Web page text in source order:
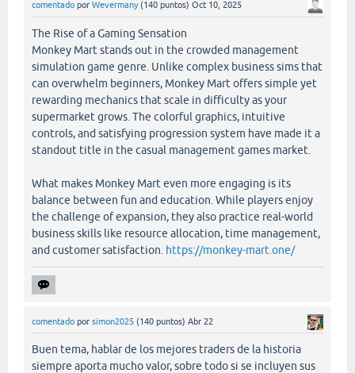
comentado por Wevermany (140 puntos) Oct 10, 2025
The Rise of a Gaming Sensation
Monkey Mart stands out in the crowded management
simulation game genre. Unlike complex business sims that
can overwhelm beginners, Monkey Mart offers simple yet
rewarding mechanics that scale in difficulty as your
supermarket grows. The colorful graphics, intuitive
controls, and satisfying progression system have made it a
standout title in the casual management games market.
What makes Monkey Mart even more engaging is its
balance between fun and education. While players enjoy
the challenge of expansion, they also practice real-world
business skills like resource allocation, time management,
and customer satisfaction. https://monkey-mart.one/
comentado por simon2025 (140 puntos) Abr 22
Buen tema, hablar de los mejores traders de la historia
siempre aporta mucho valor, sobre todo si se incluyen sus